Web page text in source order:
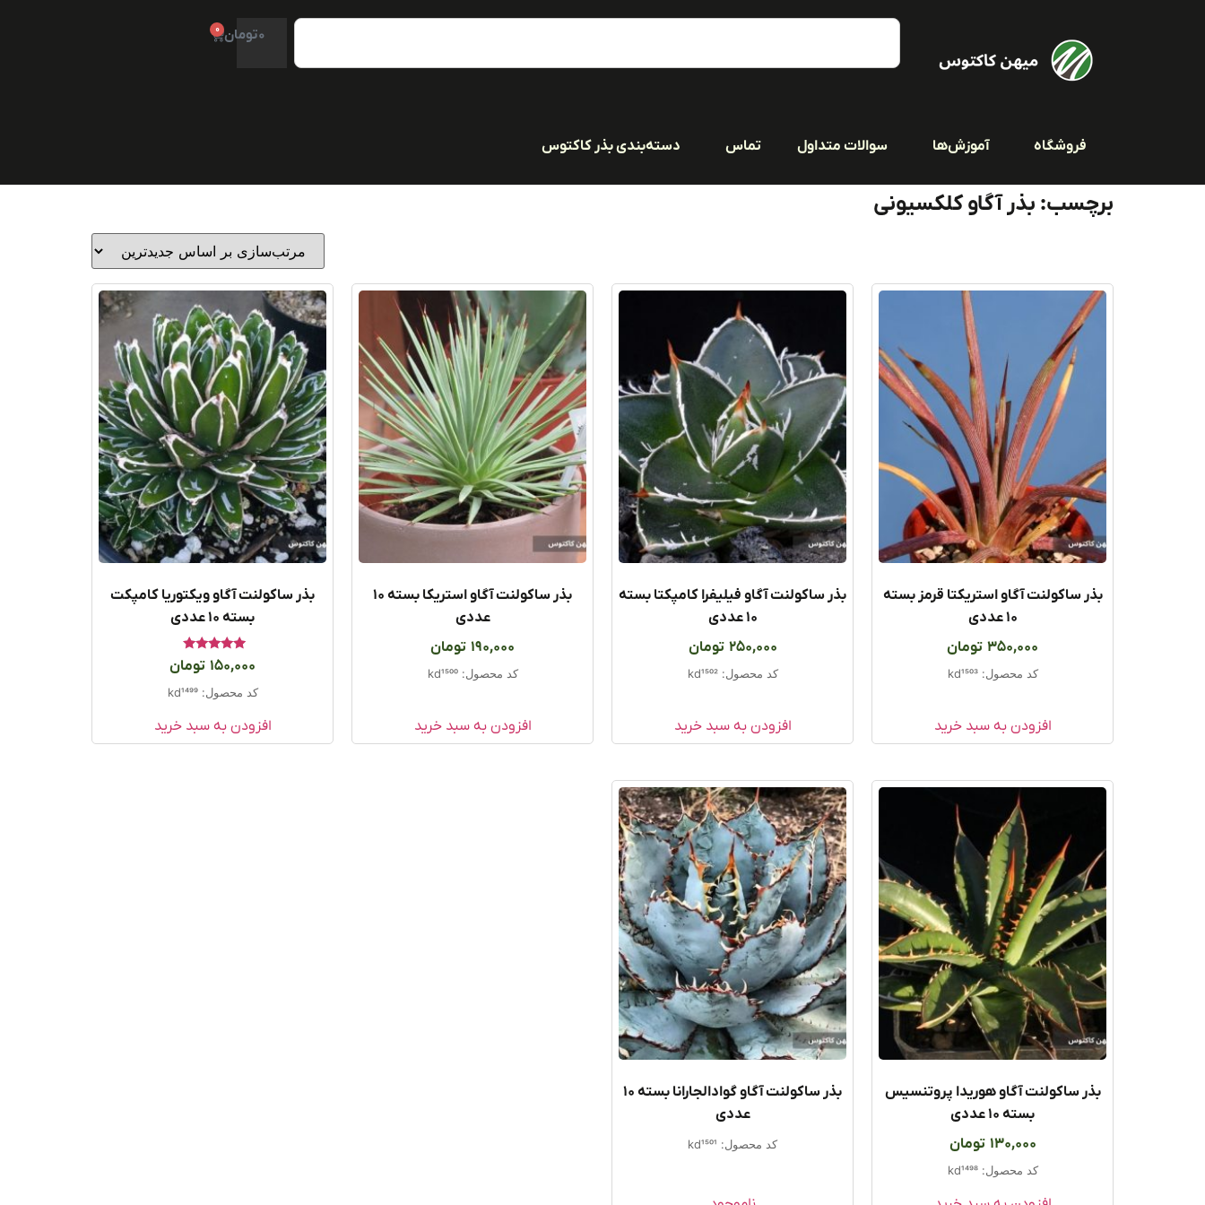
0تومان 0
فروشگاه آموزش‌ها سوالات متداول تماس دسته‌بندی بذر کاکتوس
برچسب: بذر آگاو کلکسیونی
بذر ساکولنت آگاو استریکتا قرمز بسته
۱۰ عددی
350,000 تومان
کد محصول: kd1503
افزودن به سبد خرید
بذر ساکولنت آگاو فیلیفرا کامپکتا بسته
۱۰ عددی
250,000 تومان
کد محصول: kd1502
افزودن به سبد خرید
بذر ساکولنت آگاو استریکا بسته ۱۰
عددی
190,000 تومان
کد محصول: kd1500
افزودن به سبد خرید
بذر ساکولنت آگاو ویکتوریا کامپکت
بسته ۱۰ عددی
امتیاز
5.00
150,000 تومان
کد محصول: kd1499
افزودن به سبد خرید
بذر ساکولنت آگاو هوریدا پروتنسیس
بسته ۱۰ عددی
130,000 تومان
کد محصول: kd1498
بذر ساکولنت آگاو گوادالجارانا بسته ۱۰
عددی
کد محصول: kd1501